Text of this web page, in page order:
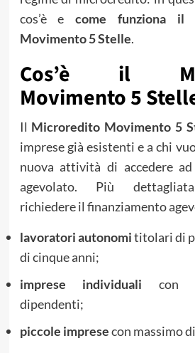
cos’è ecome funziona il
Movimento 5 Stelle.
Cos’è il
Movimento 5
Il Microredito Movimento 5
imprese già esistenti e a chi
nuova attività di accedere
agevolato. Più
richiedere il finanziamento
lavoratori autonomititolari di
di cinque anni;
imprese individuali con
dipendenti;
piccole impresecon massimo